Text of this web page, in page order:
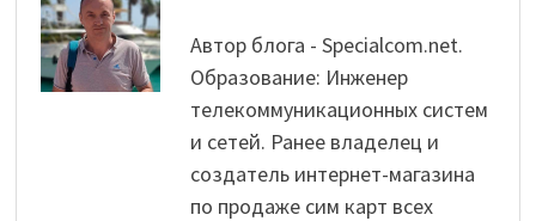
Автор блога - Specialcom.net.
Образование: Инженер
телекоммуникационных систем
и сетей. Ранее владелец и
создатель интернет-магазина
по продаже сим карт всех